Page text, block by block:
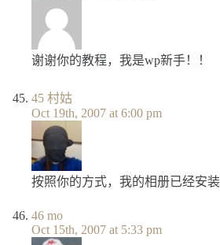
谢谢你的教程，我是wp新手！！
45 村姑
Oct 19th, 2007 at 6:00 pm
按照你的方式，我的相册已经安
46 mo
Oct 15th, 2007 at 5:33 pm